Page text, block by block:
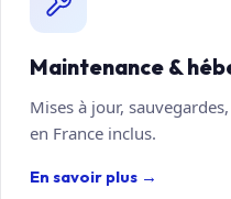
Maintenance &
Mises à jour,
en France inclus.
En savoir plus →